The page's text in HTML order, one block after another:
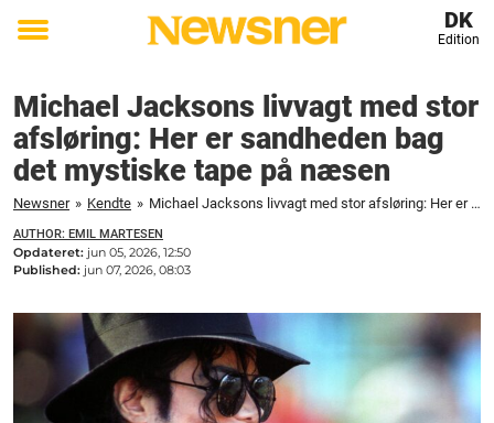
Toggle
DK
Edition
Michael Jacksons livvagt med stor
afsløring: Her er sandheden bag
det mystiske tape på næsen
Newsner » Kendte » Michael Jacksons livvagt med stor afsløring: Her er sandheden bag det mystiske tape på næsen
AUTHOR: EMIL MARTESEN
Opdateret: jun 05, 2026, 12:50
Published: jun 07, 2026, 08:03